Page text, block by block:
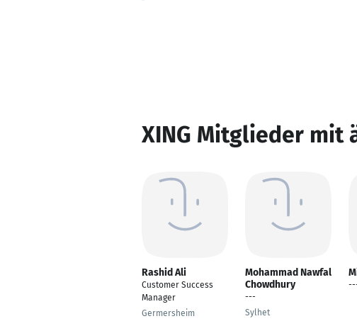
XING Mitglieder mit
Rashid Ali
Customer Success
Manager
Germersheim
Mohammad Nawfal
Chowdhury
---
Sylhet